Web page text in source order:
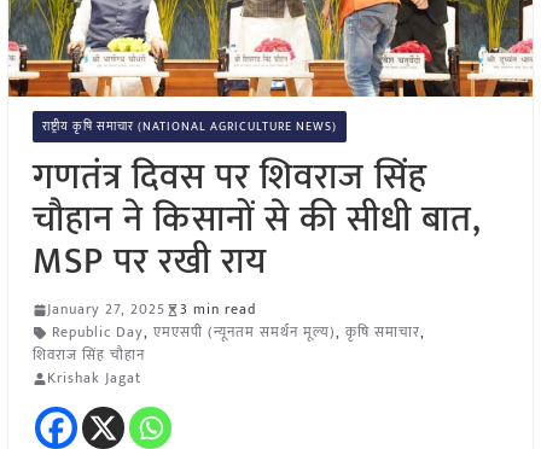
राष्ट्रीय कृषि समाचार (NATIONAL AGRICULTURE NEWS)
गणतंत्र दिवस पर शिवराज सिंह
चौहान ने किसानों से की सीधी बात,
MSP पर रखी राय
January 27, 2025
3 min read
Republic Day, एमएसपी (न्यूनतम समर्थन मूल्य), कृषि समाचार,
शिवराज सिंह चौहान
Krishak Jagat